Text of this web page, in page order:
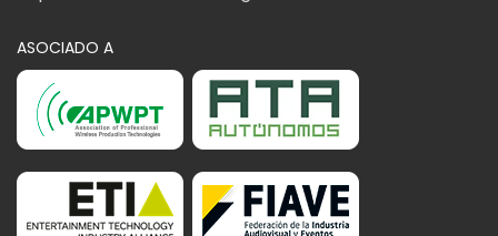
ASOCIADO A